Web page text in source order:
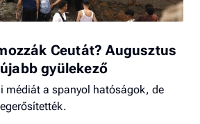
Ceutát? Augusztus
gyülekező
médiát a spanyol hatóságok, de